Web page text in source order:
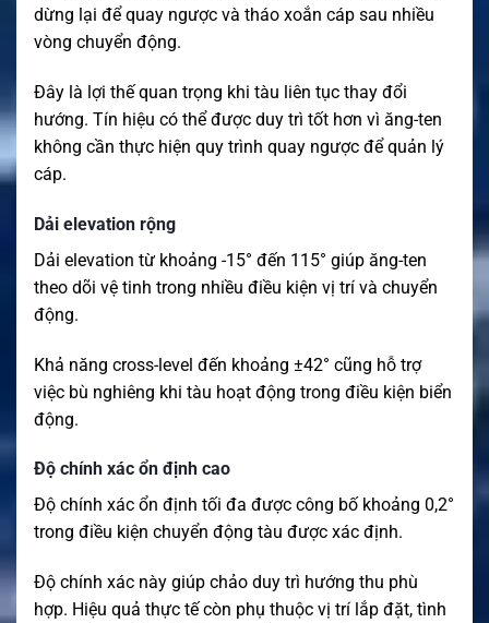
dừng lại để quay ngược và tháo xoắn cáp sau nhiều
vòng chuyển động.
Đây là lợi thế quan trọng khi tàu liên tục thay đổi
hướng. Tín hiệu có thể được duy trì tốt hơn vì ăng-ten
không cần thực hiện quy trình quay ngược để quản lý
cáp.
Dải elevation rộng
Dải elevation từ khoảng -15° đến 115° giúp ăng-ten
theo dõi vệ tinh trong nhiều điều kiện vị trí và chuyển
động.
Khả năng cross-level đến khoảng ±42° cũng hỗ trợ
việc bù nghiêng khi tàu hoạt động trong điều kiện biển
động.
Độ chính xác ổn định cao
Độ chính xác ổn định tối đa được công bố khoảng 0,2°
trong điều kiện chuyển động tàu được xác định.
Độ chính xác này giúp chảo duy trì hướng thu phù
hợp. Hiệu quả thực tế còn phụ thuộc vị trí lắp đặt, tình